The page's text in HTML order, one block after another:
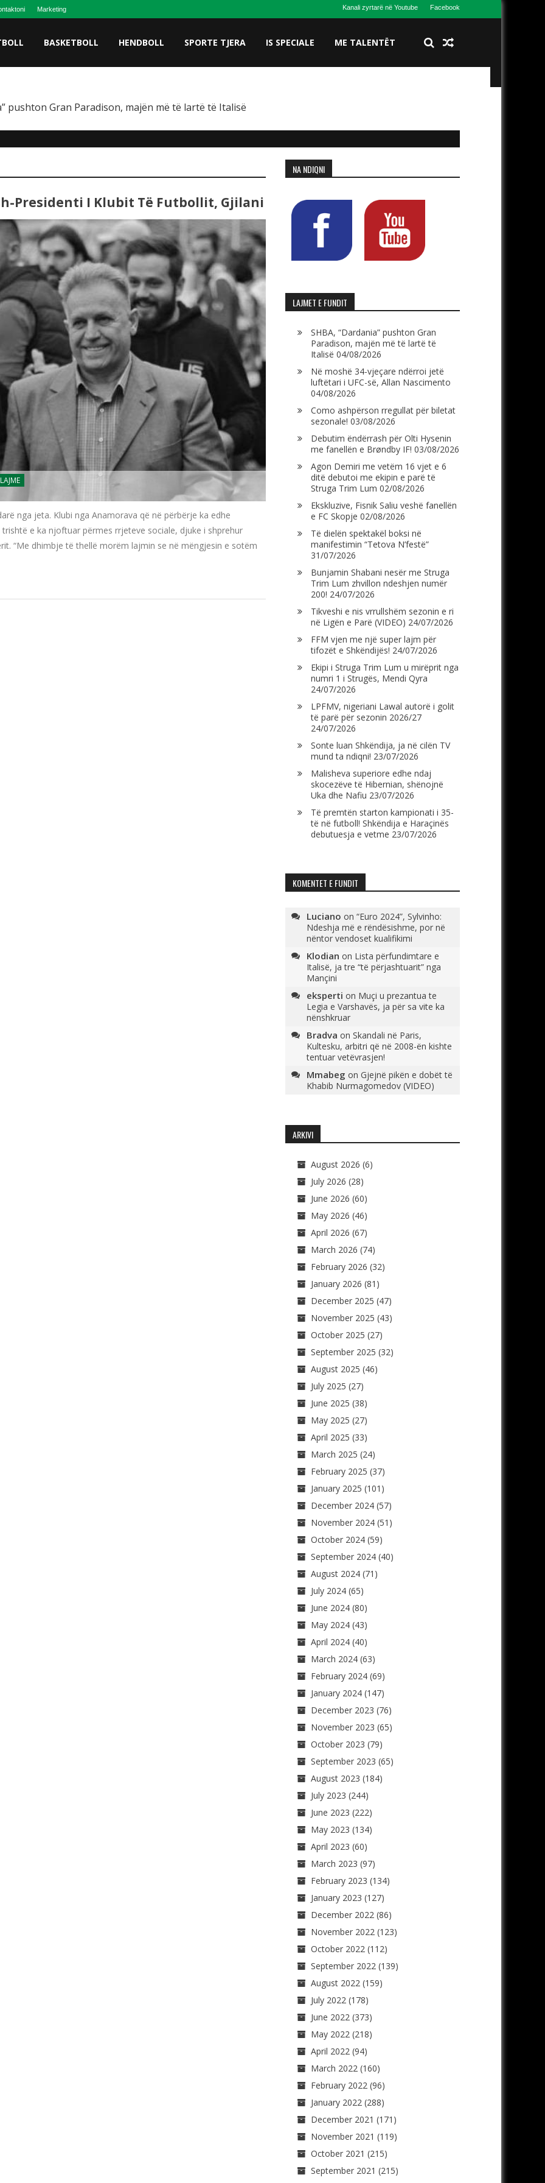
Marketing Kanali zyrtarë në Youtube Facebook
BASKETBOLL HENDBOLL SPORTE TJERA IS SPECIALE ME TALENTËT
pushton Gran Paradison, majën më të lartë të Italisë
Presidenti I Klubit Të Futbollit, Gjilani
nga jeta. Klubi nga Anamorava që në përbërje ka edhe
e ka njoftuar përmes rrjeteve sociale, djuke i shprehur
“Me dhimbje të thellë morëm lajmin se në mëngjesin e sotëm
NA NDIQNI
LAJMET E FUNDIT
SHBA, “Dardania” pushton Gran
Paradison, majën më të lartë të
Italisë 04/08/2026
Në moshë 34-vjeçare ndërroi jetë
luftëtari i UFC-së, Allan Nascimento
04/08/2026
Como ashpërson rregullat për biletat
sezonale! 03/08/2026
Debutim ëndërrash për Olti Hysenin
me fanellën e Brøndby IF! 03/08/2026
Agon Demiri me vetëm 16 vjet e 6
ditë debutoi me ekipin e parë të
Struga Trim Lum 02/08/2026
Ekskluzive, Fisnik Saliu veshë fanellën
e FC Skopje 02/08/2026
Të dielën spektakël boksi në
manifestimin “Tetova N’festë”
31/07/2026
Bunjamin Shabani nesër me Struga
Trim Lum zhvillon ndeshjen numër
200! 24/07/2026
Tikveshi e nis vrrullshëm sezonin e ri
në Ligën e Parë (VIDEO) 24/07/2026
FFM vjen me një super lajm për
tifozët e Shkëndijës! 24/07/2026
Ekipi i Struga Trim Lum u mirëprit nga
numri 1 i Strugës, Mendi Qyra
24/07/2026
LPFMV, nigeriani Lawal autorë i golit
të parë për sezonin 2026/27
24/07/2026
Sonte luan Shkëndija, ja në cilën TV
mund ta ndiqni! 23/07/2026
Malisheva superiore edhe ndaj
skocezëve të Hibernian, shënojnë
Uka dhe Nafiu 23/07/2026
Të premtën starton kampionati i 35-
të në futboll! Shkëndija e Haraçinës
debutuesja e vetme 23/07/2026
KOMENTET E FUNDIT
Luciano on “Euro 2024”, Sylvinho:
Ndeshja më e rëndësishme, por në
nëntor vendoset kualifikimi
Klodian on Lista përfundimtare e
Italisë, ja tre “të përjashtuarit” nga
Mançini
eksperti on Muçi u prezantua te
Legia e Varshavës, ja për sa vite ka
nënshkruar
Bradva on Skandali në Paris,
Kultesku, arbitri që në 2008-ën kishte
tentuar vetëvrasjen!
Mmabeg on Gjejnë pikën e dobët të
Khabib Nurmagomedov (VIDEO)
ARKIVI
August 2026 (6)
July 2026 (28)
June 2026 (60)
May 2026 (46)
April 2026 (67)
March 2026 (74)
February 2026 (32)
January 2026 (81)
December 2025 (47)
November 2025 (43)
October 2025 (27)
September 2025 (32)
August 2025 (46)
July 2025 (27)
June 2025 (38)
May 2025 (27)
April 2025 (33)
March 2025 (24)
February 2025 (37)
January 2025 (101)
December 2024(57)
November 2024(51)
October 2024(59)
September 2024(40)
August 2024(71)
July 2024(65)
June 2024(80)
May 2024(43)
April 2024(40)
March 2024(63)
February 2024(69)
January 2024(147)
December 2023 (76)
November 2023 (65)
October 2023 (79)
September 2023 (65)
August 2023 (184)
July 2023 (244)
June 2023 (222)
May 2023 (134)
April 2023 (60)
March 2023 (97)
February 2023 (134)
January 2023 (127)
December 2022(86)
November 2022(123)
October 2022(112)
September 2022(139)
August 2022(159)
July 2022(178)
June 2022(373)
May 2022(218)
April 2022(94)
March 2022(160)
February 2022(96)
January 2022(288)
December 2021 (171)
November 2021 (119)
October 2021 (215)
September 2021 (215)